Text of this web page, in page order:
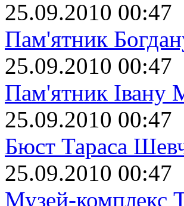
25.09.2010 00:47
Пам'ятник
25.09.2010 00:47
Пам'ятник Івану
25.09.2010 00:47
Бюст Тараса
25.09.2010 00:47
Музей-комплекс